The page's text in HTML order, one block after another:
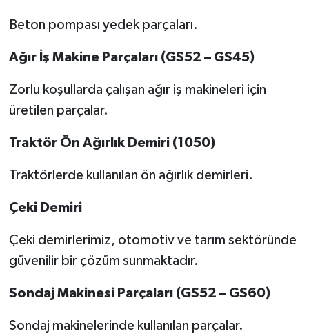
Beton pompası yedek parçaları.
Ağır İş Makine Parçaları (GS52 – GS45)
Zorlu koşullarda çalışan ağır iş makineleri için
üretilen parçalar.
Traktör Ön Ağırlık Demiri (1050)
Traktörlerde kullanılan ön ağırlık demirleri.
Çeki Demiri
Çeki demirlerimiz, otomotiv ve tarım sektöründe
güvenilir bir çözüm sunmaktadır.
Sondaj Makinesi Parçaları (GS52 – GS60)
Sondaj makinelerinde kullanılan parçalar.